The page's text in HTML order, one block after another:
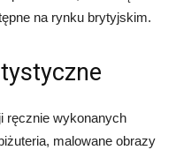
na rynku brytyjskim.
ręcznie wykonanych
malowane obrazy